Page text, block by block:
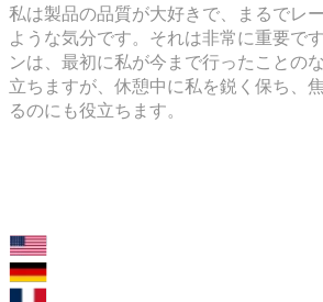
私は製品の品質が大好きで、まるでレ
ような気分です。それは非常に重要で
ンは、最初に私が今まで行ったことの
立ちますが、休憩中に私を鋭く保ち、
るのにも役立ちます。